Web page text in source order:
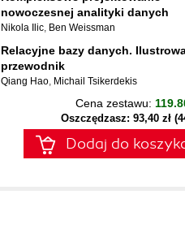
nowoczesnej analityki danych
Nikola Ilic, Ben Weissman
Relacyjne bazy danych.
przewodnik
Qiang Hao, Michail Tsikerdekis
Cena zestawu:
Oszczędzasz: 93,40 zł
Dodaj do